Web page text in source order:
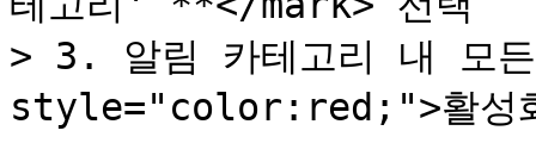
> 3. 알림 카테고리 내 모
style="color:red;">활성